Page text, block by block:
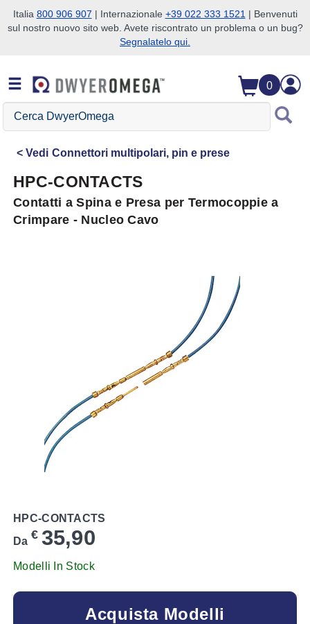
Salta alla ricerca
Salta al contenuto principale
Salta alla navigazione
Italia 800 906 907 | Internazionale +39 022 333 1521 | Benvenuti
sul nostro nuovo sito web. Avete riscontrato un problema o un bug?
Segnalatelo qui.
0
Cerca
DwyerOmega
Vedi Connettori multipolari, pin e prese
HPC-CONTACTS
Contatti a Spina e Presa per Termocoppie a
Crimpare - Nucleo Cavo
HPC-CONTACTS
Da € 35,90
Modelli In Stock
Acquista Modelli